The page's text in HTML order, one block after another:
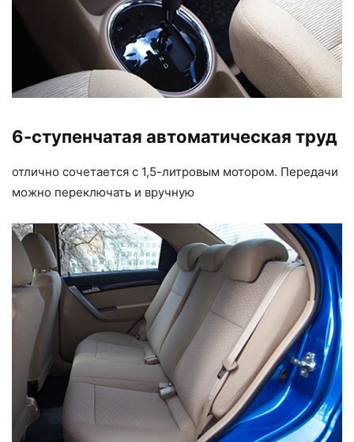
6-ступенчатая автоматическая труд
отлично сочетается с 1,5-литровым мотором. Передачи
можно переключать и вручную